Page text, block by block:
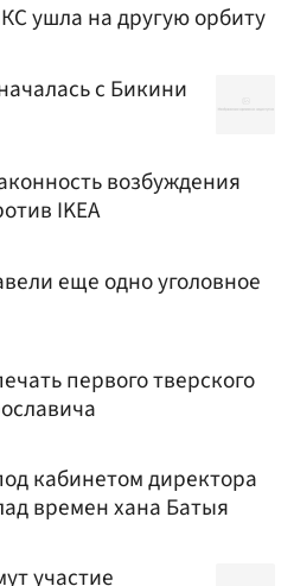
ушла на другую орбиту
с Бикини
возбуждения
IKEA
еще одно уголовное
первого тверского
кабинетом директора
времен хана Батыя
участие